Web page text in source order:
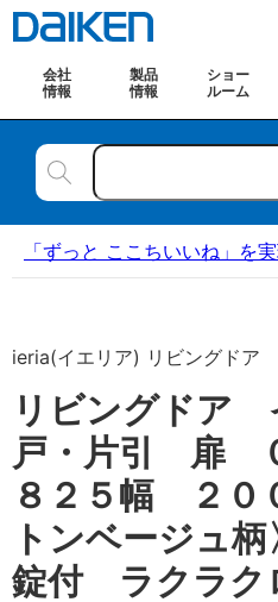
会社
情報
製品
情報
ショー
ルーム
「ずっと ここちいいね」を
ieria(イエリア) リビングドア
リビングドア
戸・片引 扉
８２５幅 ２０
トンベージュ
錠付 ラクラク